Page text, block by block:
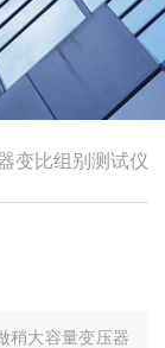
变比组别测试仪
稍大容量变压器